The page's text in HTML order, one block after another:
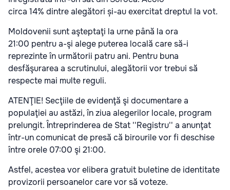
circa 14% dintre alegători și-au exercitat dreptul la vot.
Moldovenii sunt aşteptaţi la urne până la ora
21:00 pentru a-şi alege puterea locală care să-i
reprezinte în următorii patru ani. Pentru buna
desfăşurarea a scrutinului, alegătorii vor trebui să
respecte mai multe reguli.
ATENŢIE! Secţiile de evidenţă şi documentare a
populaţiei au astăzi, în ziua alegerilor locale, program
prelungit. Întreprinderea de Stat ''Registru'' a anunţat
într-un comunicat de presă că birourile vor fi deschise
între orele 07:00 şi 21:00.
Astfel, acestea vor elibera gratuit buletine de identitate
provizorii persoanelor care vor să voteze.